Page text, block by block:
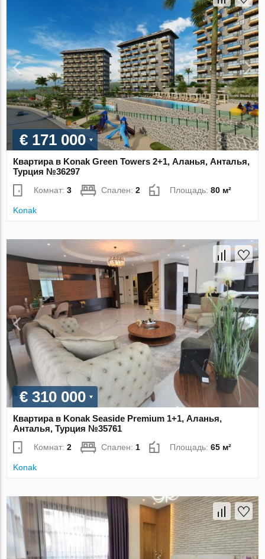
€ 171 000
Квартира в Konak Green Towers 2+1, Аланья, Анталья,
Турция №36297
Комнат:3 Спален:2 Площадь:80 м²
Konak
€ 310 000
Квартира в Konak Seaside Premium 1+1, Аланья,
Анталья, Турция №35761
Комнат:2 Спален: 1 Площадь:65 м²
Konak